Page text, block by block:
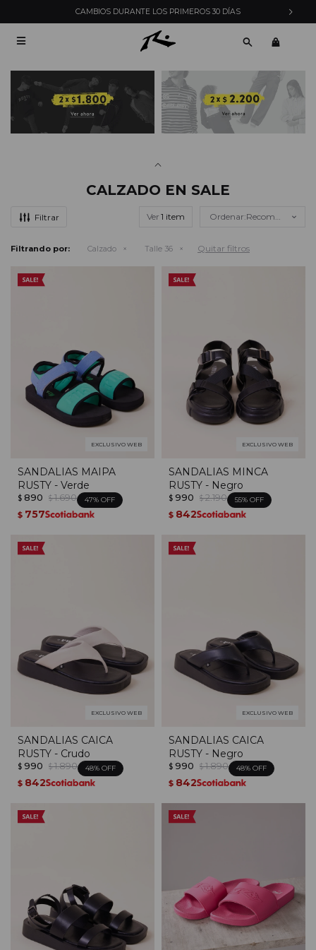
CAMBIOS DURANTE LOS PRIMEROS 30 DÍAS

CALZADO EN SALE
Ver Recomendados
Filtrando por: Calzado Talle 36 Quitar filtros
EXCLUSIVO WEB
SANDALIAS MAIPA
RUSTY - Verde
$ 890 $ 1.690 47
$ 757
EXCLUSIVO WEB
SANDALIAS MINCA
RUSTY - Negro
$ 990 $ 2.190 55
$ 842
EXCLUSIVO WEB
SANDALIAS CAICA
RUSTY - Crudo
$ 990 $ 1.890 48
$ 842
EXCLUSIVO WEB
SANDALIAS CAICA
RUSTY - Negro
$ 990 $ 1.890 48
$ 842